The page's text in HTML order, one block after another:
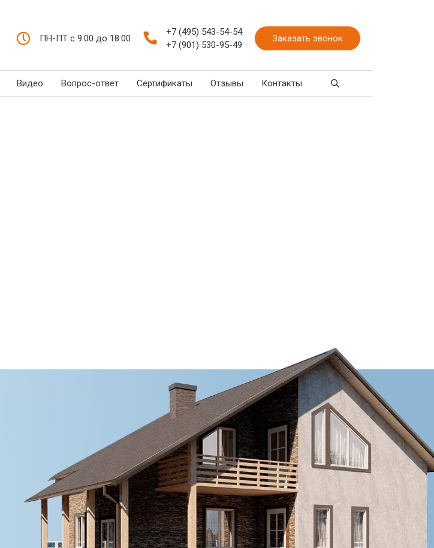
ПН-ПТ с 9:00 до 18:00
+7 (495) 543-54-54
+7 (901) 530-95-49
Заказать звонок
Видео Вопрос-ответ Сертификаты Отзывы Контакты